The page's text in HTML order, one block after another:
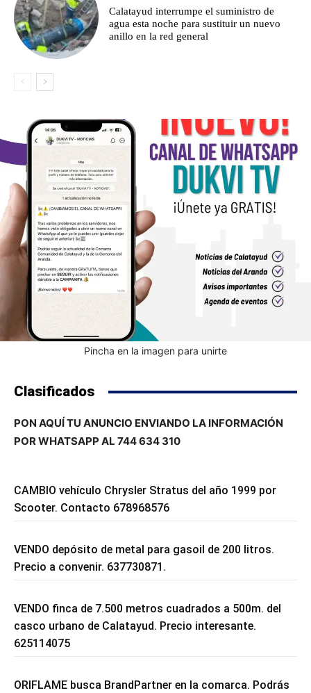
Calatayud interrumpe el suministro de
agua esta noche para sustituir un nuevo
anillo en la red general
Pincha en la imagen para unirte
Clasificados
PON AQUÍ TU ANUNCIO ENVIANDO LA INFORMACIÓN
POR WHATSAPP AL 744 634 310
CAMBIO vehículo Chrysler Stratus del año 1999 por
Scooter. Contacto 678968576
VENDO depósito de metal para gasoil de 200 litros.
Precio a convenir. 637730871.
VENDO finca de 7.500 metros cuadrados a 500m. del
casco urbano de Calatayud. Precio interesante.
625114075
ORIFLAME busca BrandPartner en la comarca. Podrás